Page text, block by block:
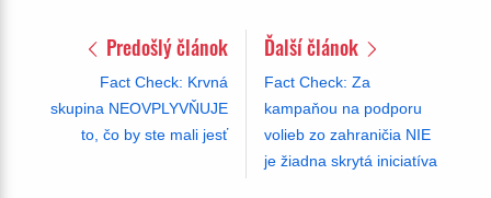
Predošlý článok
Fact Check: Krvná
skupina NEOVPLYVŇUJE
to, čo by ste mali jesť
Ďalší článok
Fact Check: Za
kampaňou na podporu
volieb zo zahraničia NIE
je žiadna skrytá iniciatíva